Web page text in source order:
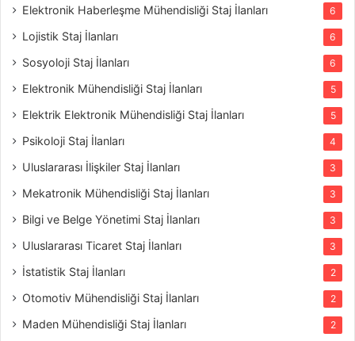
Elektronik Haberleşme Mühendisliği Staj İlanları 6
Lojistik Staj İlanları 6
Sosyoloji Staj İlanları 6
Elektronik Mühendisliği Staj İlanları 5
Elektrik Elektronik Mühendisliği Staj İlanları 5
Psikoloji Staj İlanları 4
Uluslararası İlişkiler Staj İlanları 3
Mekatronik Mühendisliği Staj İlanları 3
Bilgi ve Belge Yönetimi Staj İlanları 3
Uluslararası Ticaret Staj İlanları 3
İstatistik Staj İlanları 2
Otomotiv Mühendisliği Staj İlanları 2
Maden Mühendisliği Staj İlanları 2